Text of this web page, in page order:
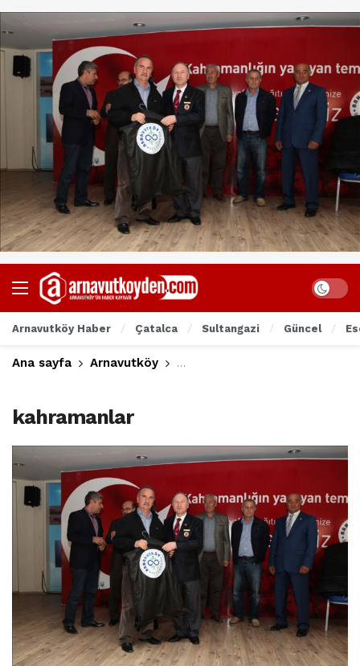
Arnavutköy Haber Çatalca Sultangazi Güncel
Ana sayfa Arnavutköy Kahramanlığın Yaşayan
kahramanlar